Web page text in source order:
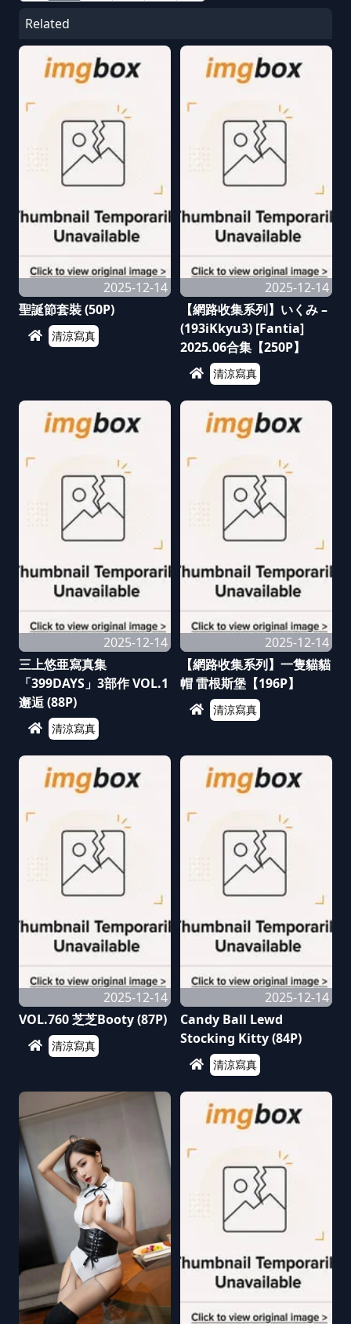
Related
2025-12-14
聖誕節套裝 (50P)
清涼寫真
2025-12-14
【網路收集系列】いくみ –
(193iKkyu3) [Fantia]
2025.06合集【250P】
清涼寫真
2025-12-14
三上悠亜寫真集
「399DAYS」3部作 VOL.1
邂逅 (88P)
清涼寫真
2025-12-14
【網路收集系列】一隻貓貓
帽 雷根斯堡【196P】
清涼寫真
2025-12-14
VOL.760 芝芝Booty (87P)
清涼寫真
2025-12-14
Candy Ball Lewd
Stocking Kitty (84P)
清涼寫真